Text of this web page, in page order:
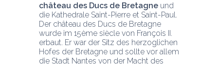
château des Ducs de Bretagne und
die Kathedrale Saint-Pierre et Saint-Paul.
Der château des Ducs de Bretagne
wurde im 15ème siècle von François II.
erbaut. Er war der Sitz des herzoglichen
Hofes der Bretagne und sollte vor allem
die Stadt Nantes von der Macht des